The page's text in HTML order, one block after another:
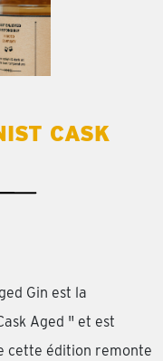
CASK
Gin est la
Aged " et est
cette édition remonte